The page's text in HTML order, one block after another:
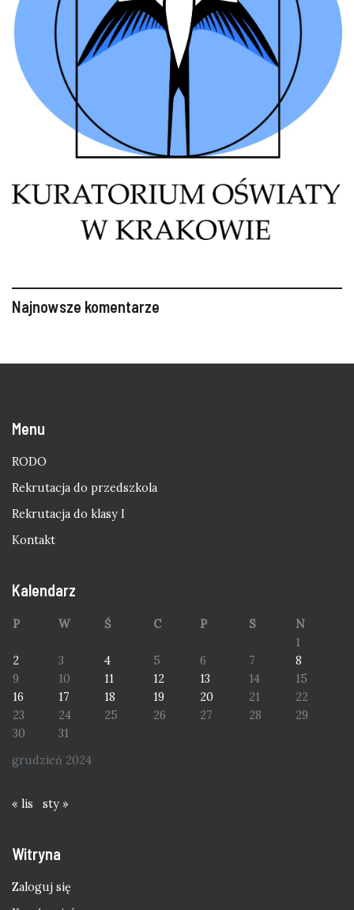
Najnowsze komentarze
Menu
RODO
Rekrutacja do przedszkola
Rekrutacja do klasy I
Kontakt
Kalendarz
grudzień 2024
P W Ś C P S
N
1
2
3 4 5 6 7
8
9
10 11 12 13 14
15
16
17 18 19 20 21
22
23
24 25 26 27 28
29
30
31
« lis sty »
Witryna
Zaloguj się